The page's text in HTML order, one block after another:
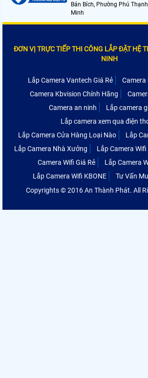
Bán Bích, Phường Phú
Minh
ĐƠN VỊ TRỰC TIẾP THI CÔNG LẮP ĐẶT HỆ
NINH
Lắp Camera Vantech Giá Rẻ
Camera
Camera Kbvision Chính Hãng
Camera an ninh
Lắp camera
Lắp camera xem qua điện
Lắp Camera Cửa Hàng Loại Nào
Lắp
Lắp Camera Nhà Xưởng
Lắp Camera
Camera Wifi Giá Rẻ
Lắp Camera
Lắp Camera Wifi KBONE
Tư Vấn
Copyrights © 2016 An Thành Phát. All